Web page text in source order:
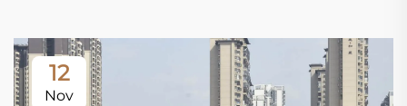
12
Nov